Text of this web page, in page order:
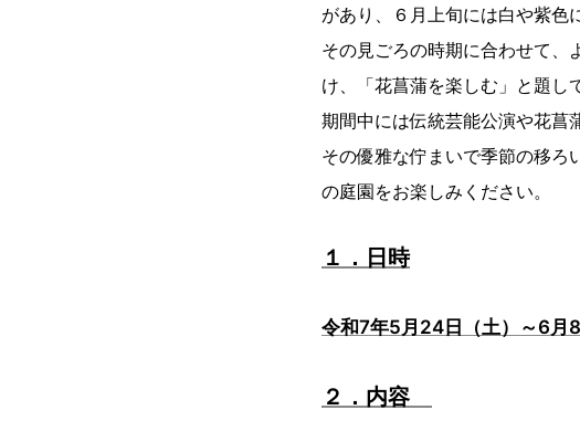
があり、６月上旬には白や紫色
その見ごろの時期に合わせて、
け、「花菖蒲を楽しむ」と題し
期間中には伝統芸能公演や花菖
その優雅な佇まいで季節の移ろ
の庭園をお楽しみください。
１．日時
令和7年5月24日（土）～6
２．内容